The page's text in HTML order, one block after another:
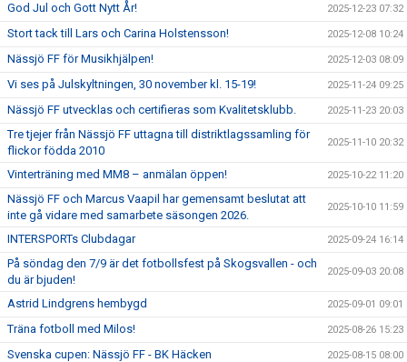
God Jul och Gott Nytt År! 2025-12-23 07:32
Stort tack till Lars och Carina Holstensson! 2025-12-08 10:24
Nässjö FF för Musikhjälpen! 2025-12-03 08:09
Vi ses på Julskyltningen, 30 november kl. 15-19! 2025-11-24 09:25
Nässjö FF utvecklas och certifieras som Kvalitetsklubb. 2025-11-23 20:03
Tre tjejer från Nässjö FF uttagna till distriktlagssamling för
flickor födda 2010
2025-11-10 20:32
Vinterträning med MM8 – anmälan öppen! 2025-10-22 11:20
Nässjö FF och Marcus Vaapil har gemensamt beslutat att
inte gå vidare med samarbete säsongen 2026.
2025-10-10 11:59
INTERSPORTs Clubdagar 2025-09-24 16:14
På söndag den 7/9 är det fotbollsfest på Skogsvallen - och
du är bjuden!
2025-09-03 20:08
Astrid Lindgrens hembygd 2025-09-01 09:01
Träna fotboll med Milos! 2025-08-26 15:23
Svenska cupen: Nässjö FF - BK Häcken 2025-08-15 08:00